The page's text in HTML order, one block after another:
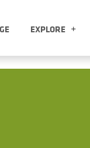
EXPLORE